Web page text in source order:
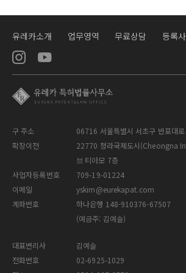
유레카소개 업무영역 무료상담 등록
구 주소
06716 서울특별시 서초구 반포대
확장이전
22770 청라국제도시(Cheongna
브 티아모 7층
사업자등록번호
709-19-01224
이메일
yskim@eurekapat.com
계좌번호
하나은행 148-910376-67507
(예금주: 김예슬)
대표변리사
김예슬
전화번호
02-6925-1029